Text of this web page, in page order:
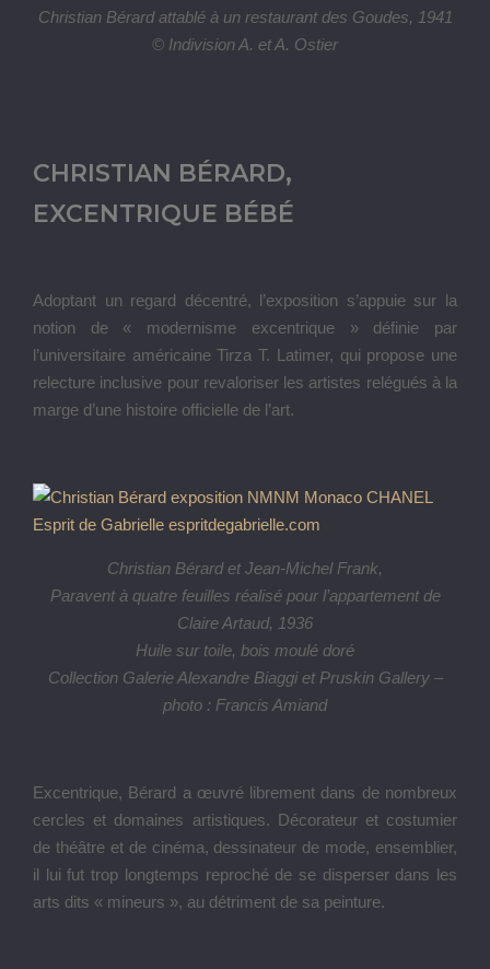
ChristianBérard attablé à un restaurant des Goudes, 1941
© Indivision A. et A. Ostier
CHRISTIAN BÉRARD,
EXCENTRIQUE BÉBÉ
Adoptant un regard décentré, l’exposition s’appuie sur la
notion de « modernisme excentrique » définie par
l’universitaire américaine Tirza T. Latimer, qui propose une
relecture inclusive pour revaloriser les artistes relégués à la
marge d’une histoire officielle de l’art.
Christian Bérard et Jean-Michel Frank,
Paravent à quatre feuilles réalisé pour l’appartement de
Claire Artaud, 1936
Huile sur toile, bois moulé doré
Collection Galerie Alexandre Biaggi et Pruskin Gallery –
photo : Francis Amiand
Excentrique, Bérard a œuvré librement dans de nombreux
cercles et domaines artistiques. Décorateur et costumier
de théâtre et de cinéma, dessinateur de mode, ensemblier,
il lui fut trop longtemps reproché de se disperser dans les
arts dits « mineurs », au détriment de sa peinture.